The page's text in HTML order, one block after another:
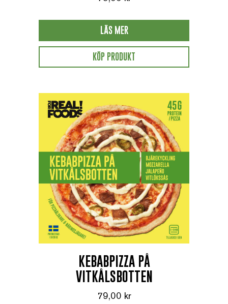
LÄS MER
KÖP PRODUKT
KEBABPIZZA PÅ
VITKÅLSBOTTEN
79,00 kr